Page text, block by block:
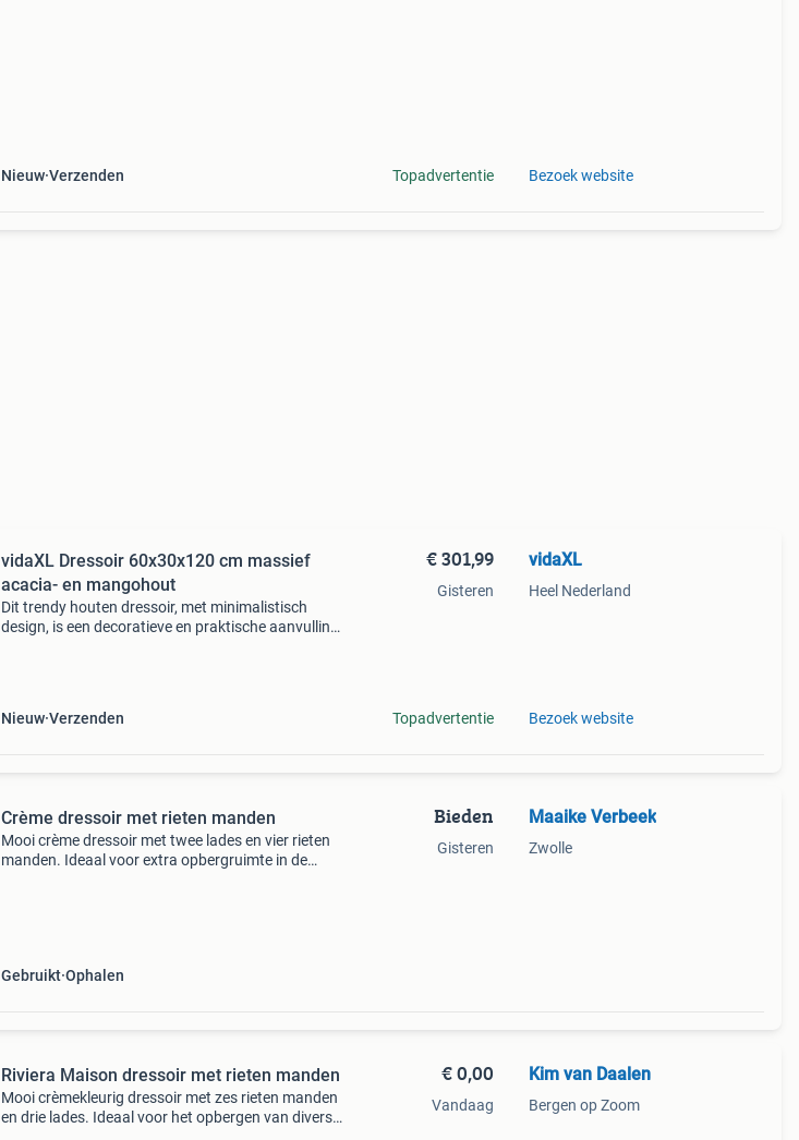
Nieuw Verzenden Topadvertentie Bezoek website
vidaXL Dressoir 60x30x120 cm massief
acacia- en mangohout
Dit trendy houten dressoir, met minimalistisch
design, is een decoratieve en praktische aanvulling
Nieuw Verzenden
€ 301,99
Gisteren
Topadvertentie
vidaXL
Heel Nederland
Bezoek website
Crème dressoir met rieten manden
Mooi crème dressoir met twee lades en vier rieten
manden. Ideaal voor extra opbergruimte in de
Gebruikt Ophalen
Bieden
Gisteren
Maaike Verbeek
Zwolle
Riviera Maison dressoir met rieten manden
Mooi crèmekleurig dressoir met zes rieten manden
en drie lades. Ideaal voor het opbergen van diverse
€ 0,00
Vandaag
Kim van Daalen
Bergen op Zoom